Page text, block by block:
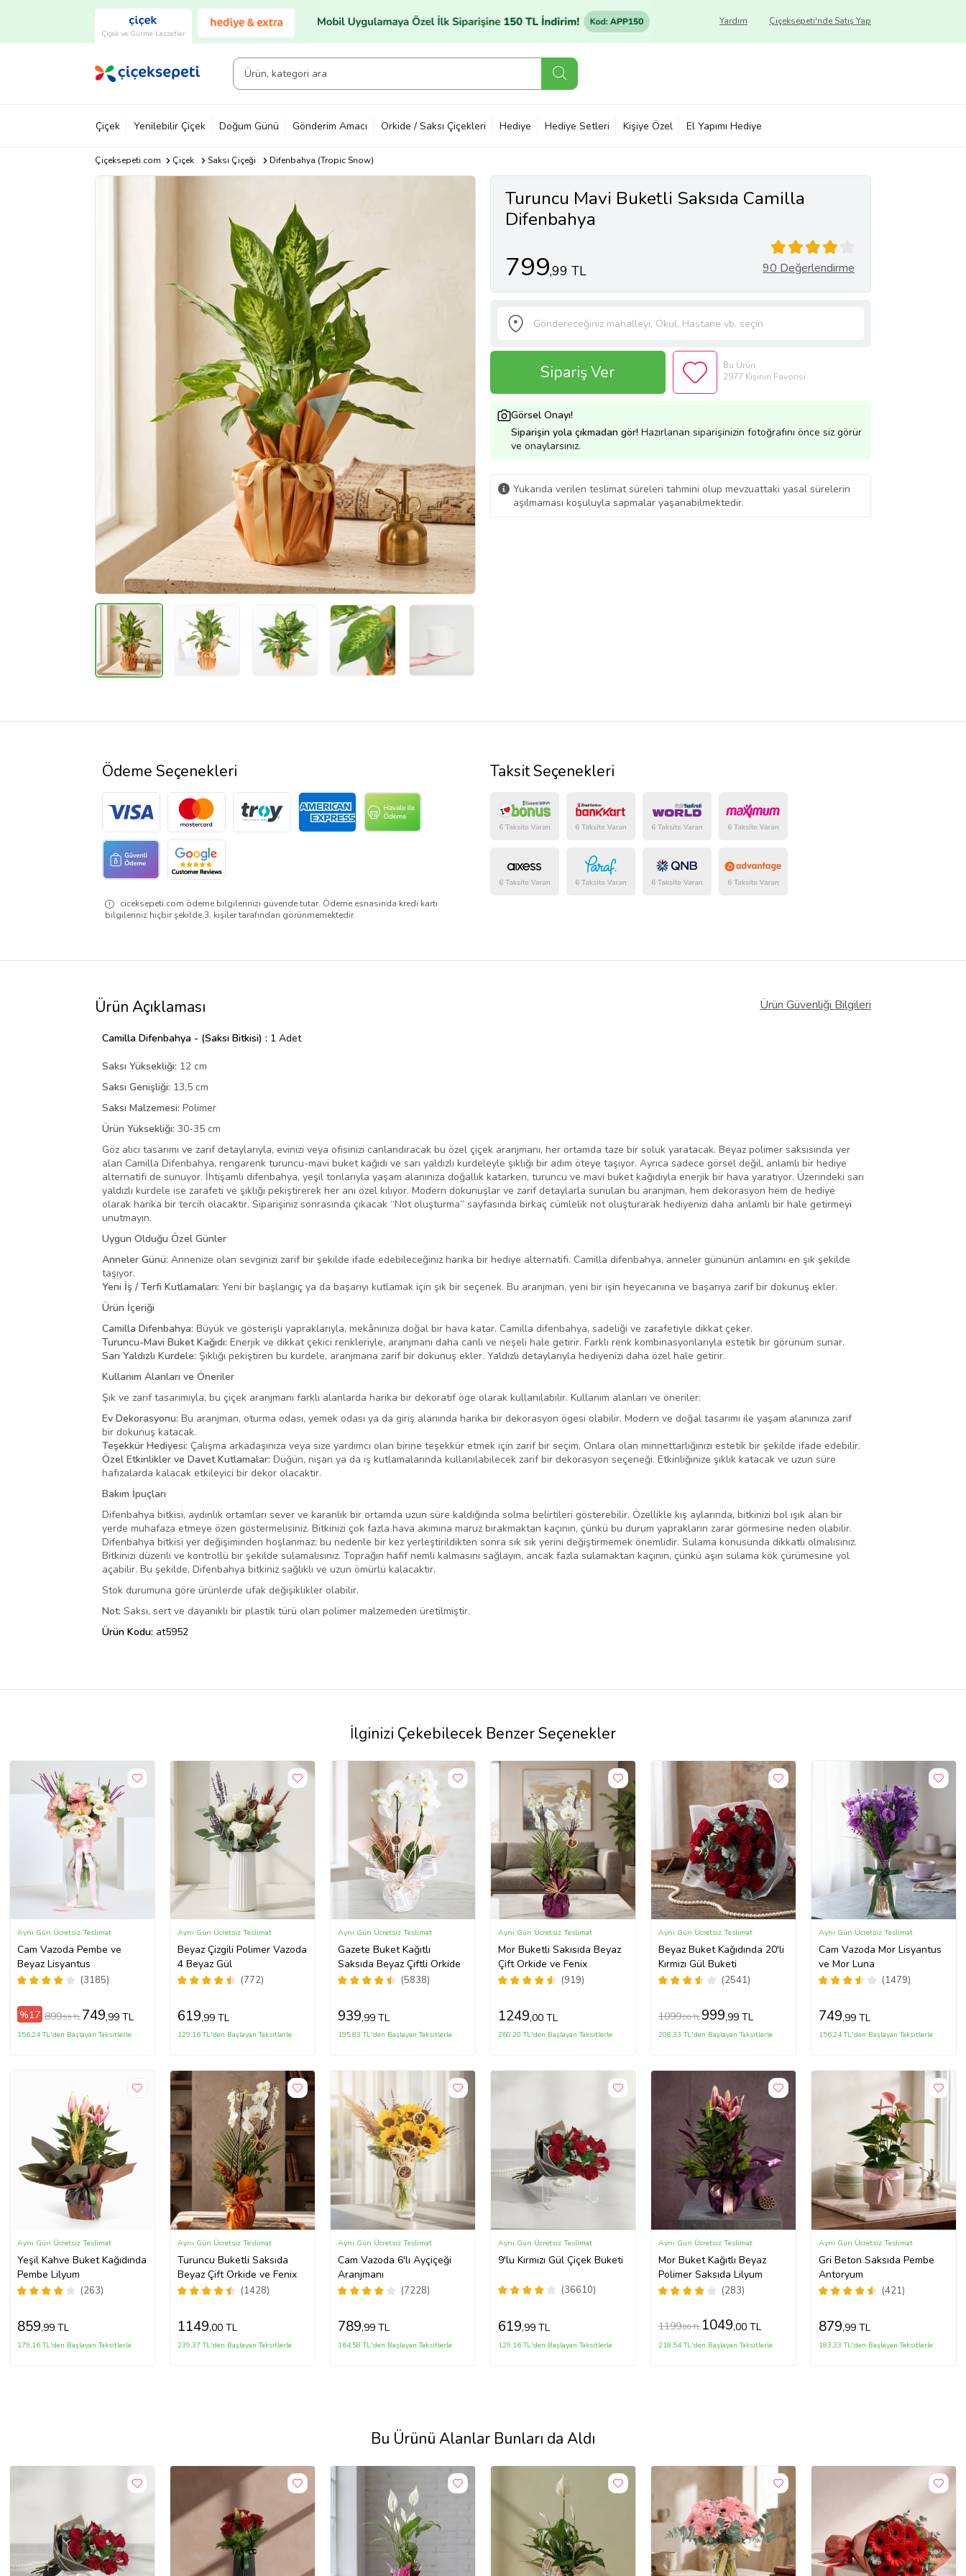
Çiçek ve Gurme Lezzetler
Çiçeksepeti'nde Satış Yap
Yardım
Çiçek Yenilebilir Çiçek Doğum Günü Gönderim Amacı Orkide / Saksı Çiçekleri Hediye Hediye Setleri Kişiye Özel El Yapımı Hediye
Çiçeksepeti.com Çiçek Saksı Çiçeği Difenbahya (Tropic Snow)
Turuncu Mavi Buketli Saksıda Camilla
Difenbahya
799,99 TL 90 Değerlendirme
Sipariş Ver
Bu Ürün
2977 Kişinin Favorisi
Görsel Onayı!
Siparişin yola çıkmadan gör! Hazırlanan siparişinizin fotoğrafını önce siz görür
ve onaylarsınız.
Yukarıda verilen teslimat süreleri tahmini olup mevzuattaki yasal sürelerin
aşılmaması koşuluyla sapmalar yaşanabilmektedir.
Ödeme Seçenekleri
ciceksepeti.com ödeme bilgilerinizi güvende tutar. Ödeme esnasında kredi kartı
bilgileriniz hiçbir şekilde 3. kişiler tarafından görünmemektedir.
Taksit Seçenekleri
Ürün Açıklaması Ürün Güvenliği Bilgileri
Camilla Difenbahya - (Saksı Bitkisi) : 1 Adet
Saksı Yüksekliği: 12 cm
Saksı Genişliği: 13,5 cm
Saksı Malzemesi: Polimer
Ürün Yüksekliği: 30-35 cm
Göz alıcı tasarımı ve zarif detaylarıyla, evinizi veya ofisinizi canlandıracak bu özel çiçek aranjmanı, her ortamda taze bir soluk yaratacak. Beyaz polimer saksısında yer
alan Camilla Difenbahya, rengarenk turuncu-mavi buket kağıdı ve sarı yaldızlı kurdeleyle şıklığı bir adım öteye taşıyor. Ayrıca sadece görsel değil, anlamlı bir hediye
alternatifi de sunuyor. İhtişamlı difenbahya, yeşil tonlarıyla yaşam alanınıza doğallık katarken, turuncu ve mavi buket kağıdıyla enerjik bir hava yaratıyor. Üzerindeki sarı
yaldızlı kurdele ise zarafeti ve şıklığı pekiştirerek her anı özel kılıyor. Modern dokunuşlar ve zarif detaylarla sunulan bu aranjman, hem dekorasyon hem de hediye
olarak harika bir tercih olacaktır. Siparişiniz sonrasında çıkacak “Not oluşturma” sayfasında birkaç cümlelik not oluşturarak hediyenizi daha anlamlı bir hale getirmeyi
unutmayın.
Uygun Olduğu Özel Günler
Anneler Günü: Annenize olan sevginizi zarif bir şekilde ifade edebileceğiniz harika bir hediye alternatifi. Camilla difenbahya, anneler gününün anlamını en şık şekilde
taşıyor.
Yeni İş / Terfi Kutlamaları: Yeni bir başlangıç ya da başarıyı kutlamak için şık bir seçenek. Bu aranjman, yeni bir işin heyecanına ve başarıya zarif bir dokunuş ekler.
Ürün İçeriği
Camilla Difenbahya: Büyük ve gösterişli yapraklarıyla, mekânınıza doğal bir hava katar. Camilla difenbahya, sadeliği ve zarafetiyle dikkat çeker.
Turuncu-Mavi Buket Kağıdı: Enerjik ve dikkat çekici renkleriyle, aranjmanı daha canlı ve neşeli hale getirir. Farklı renk kombinasyonlarıyla estetik bir görünüm sunar.
Sarı Yaldızlı Kurdele: Şıklığı pekiştiren bu kurdele, aranjmana zarif bir dokunuş ekler. Yaldızlı detaylarıyla hediyenizi daha özel hale getirir.
Kullanım Alanları ve Öneriler
Şık ve zarif tasarımıyla, bu çiçek aranjmanı farklı alanlarda harika bir dekoratif öge olarak kullanılabilir. Kullanım alanları ve öneriler:
Ev Dekorasyonu: Bu aranjman, oturma odası, yemek odası ya da giriş alanında harika bir dekorasyon ögesi olabilir. Modern ve doğal tasarımı ile yaşam alanınıza zarif
bir dokunuş katacak.
Teşekkür Hediyesi: Çalışma arkadaşınıza veya size yardımcı olan birine teşekkür etmek için zarif bir seçim. Onlara olan minnettarlığınızı estetik bir şekilde ifade edebilir.
Özel Etkinlikler ve Davet Kutlamalar: Düğün, nişan ya da iş kutlamalarında kullanılabilecek zarif bir dekorasyon seçeneği. Etkinliğinize şıklık katacak ve uzun süre
hafızalarda kalacak etkileyici bir dekor olacaktır.
Bakım İpuçları
Difenbahya bitkisi, aydınlık ortamları sever ve karanlık bir ortamda uzun süre kaldığında solma belirtileri gösterebilir. Özellikle kış aylarında, bitkinizi bol ışık alan bir
yerde muhafaza etmeye özen göstermelisiniz. Bitkinizi çok fazla hava akımına maruz bırakmaktan kaçının, çünkü bu durum yaprakların zarar görmesine neden olabilir.
Difenbahya bitkisi yer değişiminden hoşlanmaz; bu nedenle bir kez yerleştirildikten sonra sık sık yerini değiştirmemek önemlidir. Sulama konusunda dikkatli olmalısınız.
Bitkinizi düzenli ve kontrollü bir şekilde sulamalısınız. Toprağın hafif nemli kalmasını sağlayın, ancak fazla sulamaktan kaçının, çünkü aşırı sulama kök çürümesine yol
açabilir. Bu şekilde, Difenbahya bitkiniz sağlıklı ve uzun ömürlü kalacaktır.
Stok durumuna göre ürünlerde ufak değişiklikler olabilir.
Not: Saksı, sert ve dayanıklı bir plastik türü olan polimer malzemeden üretilmiştir.
Ürün Kodu: at5952
İlginizi Çekebilecek Benzer Seçenekler
Cam Vazoda Pembe ve
Beyaz Lisyantus
(3185)
Aynı Gün Ücretsiz Teslimat
%17 899,99 TL 749,99 TL
156,24 TL'den Başlayan Taksitlerle
Beyaz Çizgili Polimer Vazoda
4 Beyaz Gül
(772)
Aynı Gün Ücretsiz Teslimat
619,99 TL
129,16 TL'den Başlayan Taksitlerle
Gazete Buket Kağıtlı
Saksıda Beyaz Çiftli Orkide
(5838)
Aynı Gün Ücretsiz Teslimat
939,99 TL
195,83 TL'den Başlayan Taksitlerle
Mor Buketli Sakısıda Beyaz
Çift Orkide ve Fenix
(919)
Aynı Gün Ücretsiz Teslimat
1249,00 TL
260,20 TL'den Başlayan Taksitlerle
Beyaz Buket Kağıdında 20'li
Kırmızı Gül Buketi
(2541)
Aynı Gün Ücretsiz Teslimat
1099,00 TL 999,99 TL
208,33 TL'den Başlayan Taksitlerle
Cam Vazoda Mor Lisyantus
ve Mor Luna
(1479)
Aynı Gün Ücretsiz Teslimat
749,99 TL
156,24 TL'den Başlayan Taksitlerle
Yeşil Kahve Buket Kağıdında
Pembe Lilyum
(263)
Aynı Gün Ücretsiz Teslimat
859,99 TL
179,16 TL'den Başlayan Taksitlerle
Turuncu Buketli Saksıda
Beyaz Çift Orkide ve Fenix
(1428)
Aynı Gün Ücretsiz Teslimat
1149,00 TL
239,37 TL'den Başlayan Taksitlerle
Cam Vazoda 6'lı Ayçiçeği
Aranjmanı
(7228)
Aynı Gün Ücretsiz Teslimat
789,99 TL
164,58 TL'den Başlayan Taksitlerle
9'lu Kırmızı Gül Çiçek Buketi
(36610)
Aynı Gün Ücretsiz Teslimat
619,99 TL
129,16 TL'den Başlayan Taksitlerle
Mor Buket Kağıtlı Beyaz
Polimer Saksıda Lilyum
(283)
Aynı Gün Ücretsiz Teslimat
1199,00 TL 1049,00 TL
218,54 TL'den Başlayan Taksitlerle
Gri Beton Saksıda Pembe
Antoryum
(421)
Aynı Gün Ücretsiz Teslimat
879,99 TL
183,33 TL'den Başlayan Taksitlerle
Bu Ürünü Alanlar Bunları da Aldı